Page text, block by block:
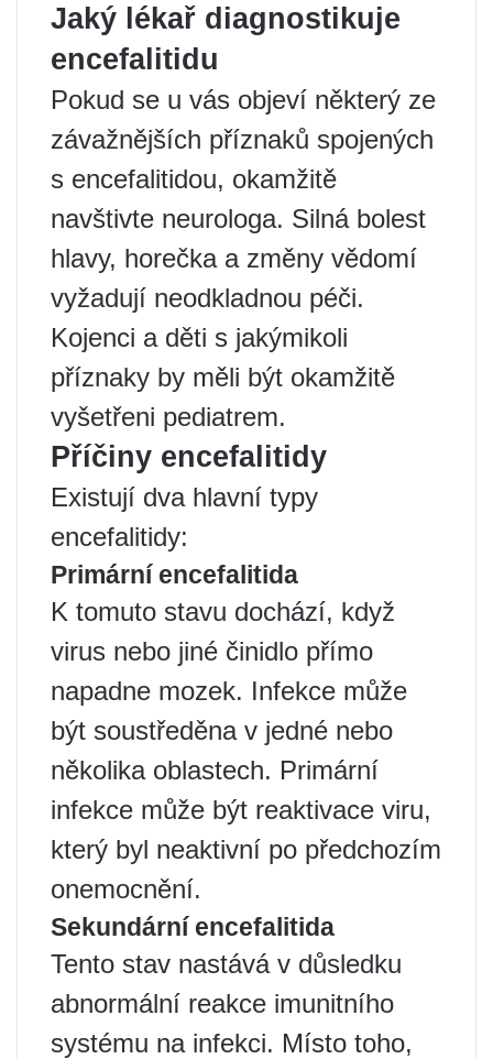
Jaký lékař diagnostikuje
encefalitidu
Pokud se u vás objeví některý ze
závažnějších příznaků spojených
s encefalitidou, okamžitě
navštivte neurologa. Silná bolest
hlavy, horečka a změny vědomí
vyžadují neodkladnou péči.
Kojenci a děti s jakýmikoli
příznaky by měli být okamžitě
vyšetřeni pediatrem.
Příčiny encefalitidy
Existují dva hlavní typy
encefalitidy:
Primární encefalitida
K tomuto stavu dochází, když
virus nebo jiné činidlo přímo
napadne mozek. Infekce může
být soustředěna v jedné nebo
několika oblastech. Primární
infekce může být reaktivace viru,
který byl neaktivní po předchozím
onemocnění.
Sekundární encefalitida
Tento stav nastává v důsledku
abnormální reakce imunitního
systému na infekci. Místo toho,